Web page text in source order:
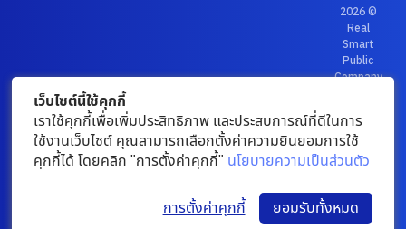
2026 ©
Real
Smart
Public
Company
Privacy
Policy
Terms &
Conditions
เว็บไซต์นี้ใช้คุกกี้
เราใช้คุกกี้เพื่อเพิ่มประสิทธิภาพ และประสบการณ์ที่ดีในการ
ใช้งานเว็บไซต์ คุณสามารถเลือกตั้งค่าความยินยอมการใช้
คุกกี้ได้ โดยคลิก "การตั้งค่าคุกกี้" นโยบายความเป็นส่วนตัว
การตั้งค่าคุกกี้ ยอมรับทั้งหมด